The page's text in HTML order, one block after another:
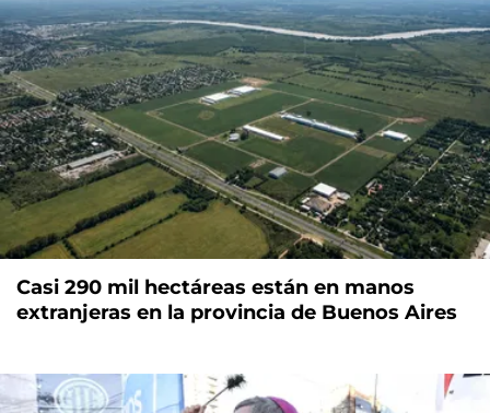
Casi 290 mil hectáreas están en manos
extranjeras en la provincia de Buenos Aires